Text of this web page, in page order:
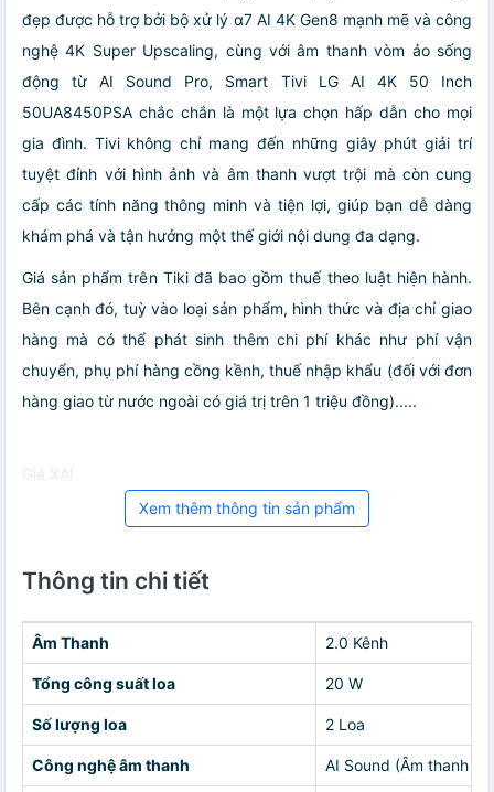
đẹp được hỗ trợ bởi bộ xử lý α7 AI 4K Gen8 mạnh mẽ và công
nghệ 4K Super Upscaling, cùng với âm thanh vòm ảo sống
động từ AI Sound Pro, Smart Tivi LG AI 4K 50 Inch
50UA8450PSA chắc chắn là một lựa chọn hấp dẫn cho mọi
gia đình. Tivi không chỉ mang đến những giây phút giải trí
tuyệt đỉnh với hình ảnh và âm thanh vượt trội mà còn cung
cấp các tính năng thông minh và tiện lợi, giúp bạn dễ dàng
khám phá và tận hưởng một thế giới nội dung đa dạng.
Giá sản phẩm trên Tiki đã bao gồm thuế theo luật hiện hành.
Bên cạnh đó, tuỳ vào loại sản phẩm, hình thức và địa chỉ giao
hàng mà có thể phát sinh thêm chi phí khác như phí vận
chuyển, phụ phí hàng cồng kềnh, thuế nhập khẩu (đối với đơn
hàng giao từ nước ngoài có giá trị trên 1 triệu đồng).....
Giá XAI
Xem thêm thông tin sản phẩm
Thông tin chi tiết
Âm Thanh 2.0 Kênh
Tổng công suất loa 20 W
Số lượng loa 2 Loa
Công nghệ âm thanh AI Sound (Âm thanh